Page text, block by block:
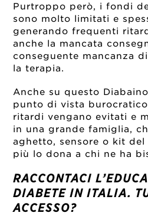
Purtroppo però, i fondi
sono molto limitati e
generando frequenti
anche la mancata
conseguente mancanza
la terapia.
Anche su questo
punto di vista
ritardi vengano evitati e
in una grande famiglia,
aghetto, sensore o kit
più lo dona a chi ne ha
RACCONTACI
DIABETE IN ITALIA.
ACCESSO?